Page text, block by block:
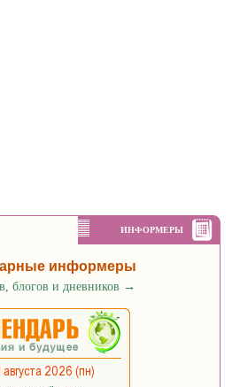
ИНФОРМЕРЫ
информеры
блогов и дневников →